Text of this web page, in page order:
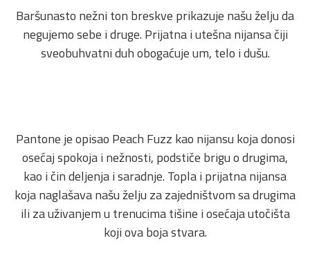
Baršunasto nežni ton breskve prikazuje našu želju da
negujemo sebe i druge. Prijatna i utešna nijansa čiji
sveobuhvatni duh obogaćuje um, telo i dušu.
Pantone je opisao Peach Fuzz kao nijansu koja donosi
osećaj spokoja i nežnosti, podstiče brigu o drugima,
kao i čin deljenja i saradnje. Topla i prijatna nijansa
koja naglašava našu želju za zajedništvom sa drugima
ili za uživanjem u trenucima tišine i osećaja utočišta
koji ova boja stvara.